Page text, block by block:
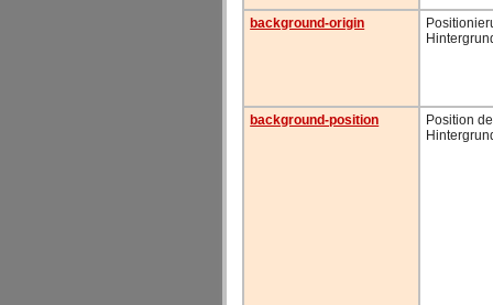
background-origin
background-position
Position